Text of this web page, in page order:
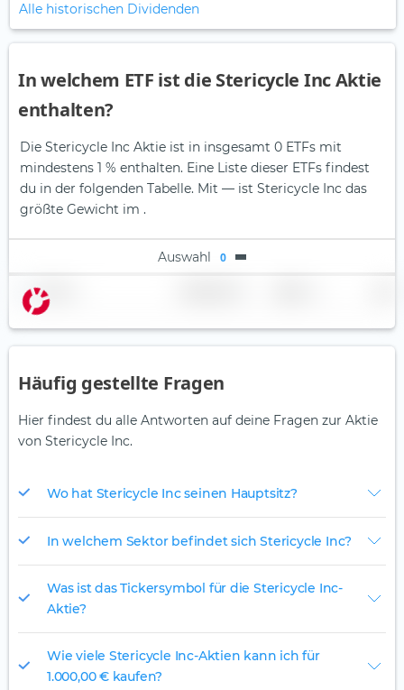
Alle historischen Dividenden
In welchem ETF ist die Stericycle Inc Aktie
enthalten?
Die Stericycle Inc Aktie ist in insgesamt 0 ETFs mit
mindestens 1 % enthalten. Eine Liste dieser ETFs findest
du in der folgenden Tabelle. Mit — ist Stericycle Inc das
größte Gewicht im .
Auswahl 0
Name
Häufig gestellte Fragen
Hier findest du alle Antworten auf deine Fragen zur Aktie
von Stericycle Inc.
Wo hat Stericycle Inc seinen Hauptsitz?
In welchem Sektor befindet sich Stericycle Inc?
Was ist das Tickersymbol für die Stericycle Inc-
Aktie?
Wie viele Stericycle Inc-Aktien kann ich für
1.000,00 € kaufen?